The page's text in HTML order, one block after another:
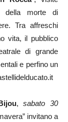
della morte di
Tra affreschi
vita, il pubblico
di grande
e perfino un
,sabato 30
invitano a